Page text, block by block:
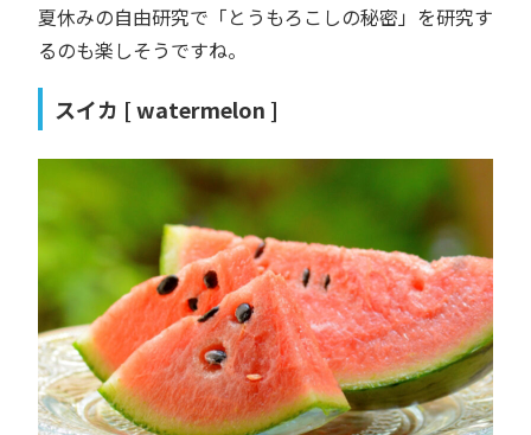
夏休みの自由研究で「とうもろこしの秘密」を研究す
るのも楽しそうですね。
スイカ [ watermelon ]